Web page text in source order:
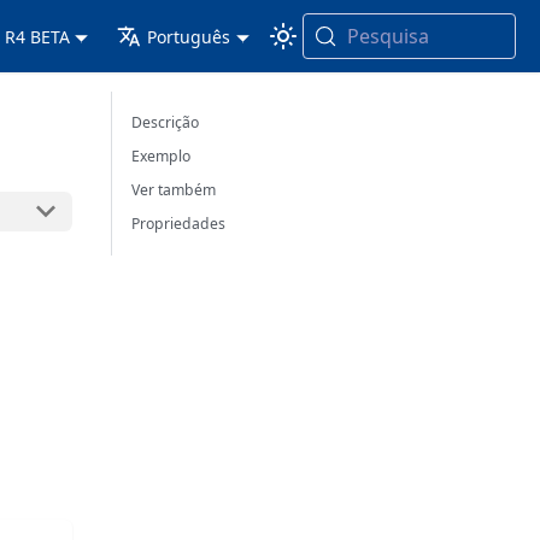
BETA Português Pesquisa
Descrição
Exemplo
Ver também
Propriedades